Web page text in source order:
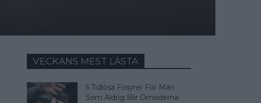
VECKANS MEST LÄSTA
5 Tidlösa Frisyrer För Män
Som Aldrig Blir Omoderna